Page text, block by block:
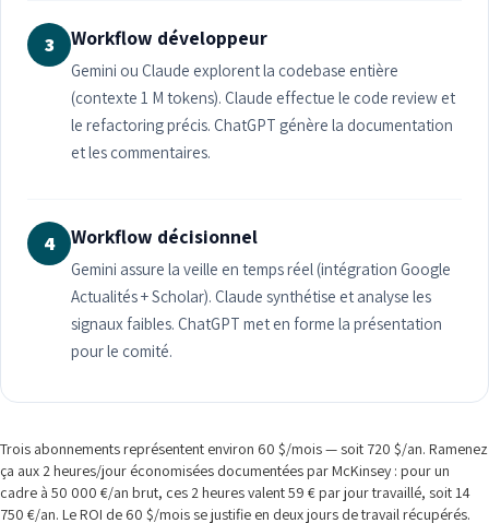
3 Workflow développeur
Gemini ou Claude explorent la codebase entière
(contexte 1 M tokens). Claude effectue le code review et
le refactoring précis. ChatGPT génère la documentation
et les commentaires.
4 Workflow décisionnel
Gemini assure la veille en temps réel (intégration Google
Actualités + Scholar). Claude synthétise et analyse les
signaux faibles. ChatGPT met en forme la présentation
pour le comité.
Trois abonnements représentent environ 60 $/mois — soit 720 $/an. Ramenez
ça aux 2 heures/jour économisées documentées par McKinsey : pour un
cadre à 50 000 €/an brut, ces 2 heures valent 59 € par jour travaillé, soit 14
750 €/an. Le ROI de 60 $/mois se justifie en deux jours de travail récupérés.